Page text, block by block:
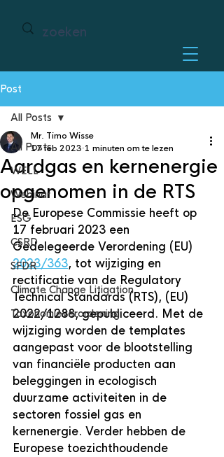
Post
All Posts
WELL
Webinar
ESG
CSRD
SFDR
Climate Change Litigation
Taxonomieverordening
All Posts
Aardgas en kernenergie
opgenomen in de RTS
Mr. Timo Wisse
17 feb 2023 1 minuten om te lezen
De Europese Commissie heeft op
17 februari 2023 een
Gedelegeerde Verordening (EU)
2023/363, tot wijziging en
rectificatie van de Regulatory
Technical Standards (RTS), (EU)
2022/1288, gepubliceerd. Met de
wijziging worden de templates
aangepast voor de blootstelling
van financiële producten aan
beleggingen in ecologisch
duurzame activiteiten in de
sectoren fossiel gas en
kernenergie. Verder hebben de
Europese toezichthoudende